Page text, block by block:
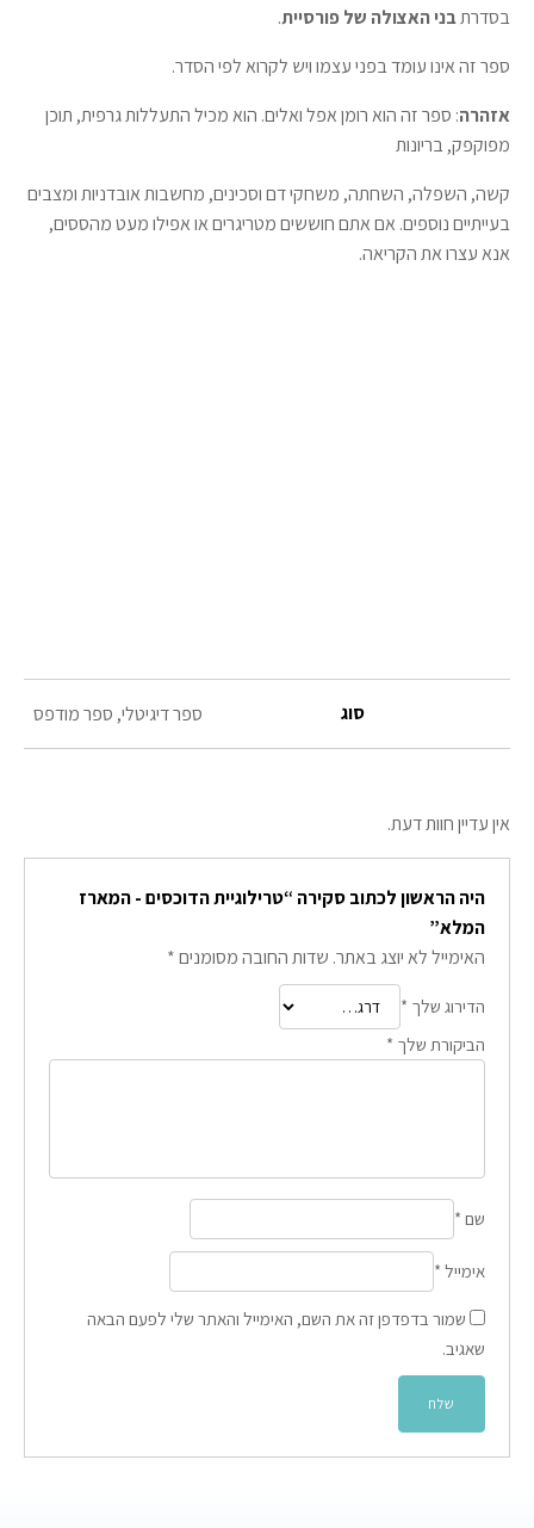
בסדרתבני האצולה של פורסיית.
ספר זה אינו עומד בפני עצמו ויש לקרוא לפי הסדר.
אזהרה: ספר זה הוא רומן אפל ואלים. הוא מכיל התעללות גרפית, תוכן
מפוקפק, בריונות
קשה, השפלה, השחתה, משחקי דם וסכינים, מחשבות אובדניות ומצבים
בעייתיים נוספים. אם אתם חוששים מטריגרים או אפילו מעט מהססים,
אנא עצרו את הקריאה.
סוג ספר דיגיטלי, ספר מודפס
אין עדיין חוות דעת.
היה הראשון לכתוב סקירה “טרילוגיית הדוכסים - המארז
המלא”
האימייל לא יוצג באתר. שדות החובה מסומנים*
הדירוג שלך *
הביקורת שלך *
שם *
אימייל *
שמור בדפדפן זה את השם, האימייל והאתר שלי לפעם הבאה
שאגיב.